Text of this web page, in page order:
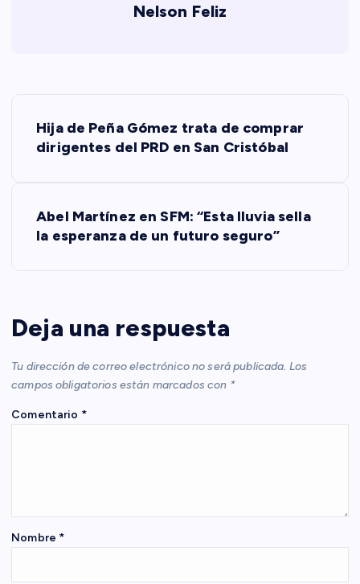
Nelson Feliz
a
c
i
ó
e
Hija de Peña Gómez trata de comprar
dirigentes del PRD en San Cristóbal
Abel Martínez en SFM: “Esta lluvia sella
la esperanza de un futuro seguro”
Deja una respuesta
Tu dirección de correo electrónico no será publicada. Los
campos obligatorios están marcados con *
Comentario *
Nombre *